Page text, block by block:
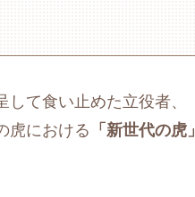
て食い止めた立役者、
虎における
「新世代の虎」